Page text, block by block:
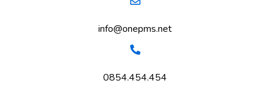
info@onepms.net
0854.454.454